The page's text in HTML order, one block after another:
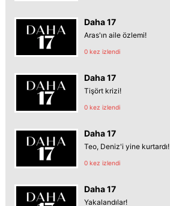
Daha 17
Aras'ın aile özlemi!
0 kez izlendi
Daha 17
Tişört krizi!
0 kez izlendi
Daha 17
Teo, Deniz'i yine kurtardı!
0 kez izlendi
Daha 17
Yakalandılar!